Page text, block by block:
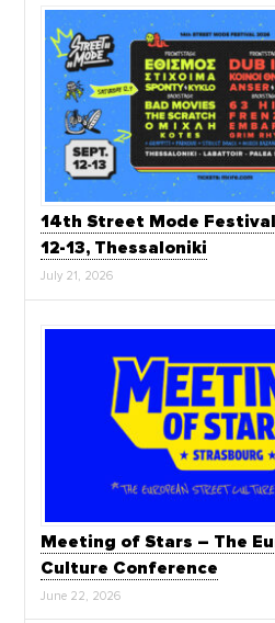
14th Street Mode
12-13, Thessaloniki
July 21, 2026
Meeting of Stars – The
Culture Conference
June 22, 2026